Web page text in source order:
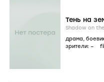
Тень на
драма,
зрители: –